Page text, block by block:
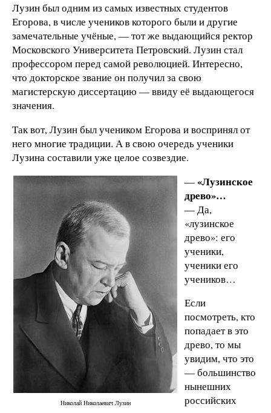
Лузин был одним из самых известных студентов
Егорова, в числе учеников которого были и другие
замечательные учёные, — тот же выдающийся ректор
Московского Университета Петровский. Лузин стал
профессором перед самой революцией. Интересно,
что докторское звание он получил за свою
магистерскую диссертацию — ввиду её выдающегося
значения.
Так вот, Лузин был учеником Егорова и воспринял от
него многие традиции. А в свою очередь ученики
Лузина составили уже целое созвездие.
Николай Николаевич Лузин
—«Лузинское
древо»…
— Да,
«лузинское
древо»: его
ученики,
ученики его
учеников…
Если
посмотреть, кто
попадает в это
древо, то мы
увидим, что это
— большинство
нынешних
российских